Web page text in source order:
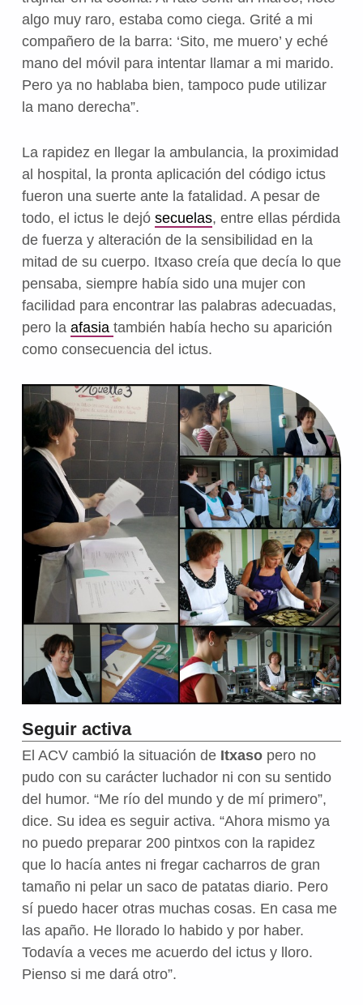
algo muy raro, estaba como ciega. Grité a mi
compañero de la barra: ‘Sito, me muero’ y eché
mano del móvil para intentar llamar a mi marido.
Pero ya no hablaba bien, tampoco pude utilizar
la mano derecha”.
La rapidez en llegar la ambulancia, la proximidad
al hospital, la pronta aplicación del código ictus
fueron una suerte ante la fatalidad. A pesar de
todo, el ictus le dejó secuelas, entre ellas pérdida
de fuerza y alteración de la sensibilidad en la
mitad de su cuerpo. Itxaso creía que decía lo que
pensaba, siempre había sido una mujer con
facilidad para encontrar las palabras adecuadas,
pero la afasia también había hecho su aparición
como consecuencia del ictus.
Seguir activa
El ACV cambió la situación de Itxasopero no
pudo con su carácter luchador ni con su sentido
del humor. “Me río del mundo y de mí primero”,
dice. Su idea es seguir activa. “Ahora mismo ya
no puedo preparar 200 pintxos con la rapidez
que lo hacía antes ni fregar cacharros de gran
tamaño ni pelar un saco de patatas diario. Pero
sí puedo hacer otras muchas cosas. En casa me
las apaño. He llorado lo habido y por haber.
Todavía a veces me acuerdo del ictus y lloro.
Pienso si me dará otro”.